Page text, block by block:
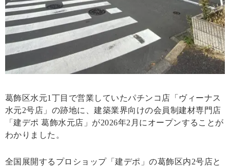
葛飾区水元1丁目で営業していたパチンコ店「ヴィーナス
水元2号店」の跡地に、建築業界向けの会員制建材専門店
「建デポ 葛飾水元店」が2026年2月にオープンすることが
わかりました。
全国展開するプロショップ「建デポ」の葛飾区内2号店と